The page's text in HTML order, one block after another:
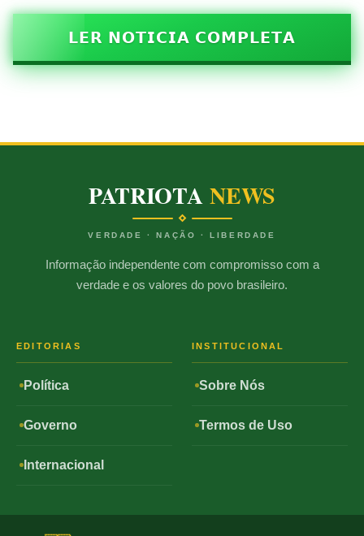
𝗟𝗘𝗥 𝗡𝗢𝗧𝗜𝗖𝗜𝗔 𝗖𝗢𝗠𝗣𝗟𝗘𝗧𝗔
PATRIOTANEWS
VERDADE · NAÇÃO · LIBERDADE
Informação independente com compromisso com a
verdade e os valores do povo brasileiro.
EDITORIAS
Política
Governo
Internacional
INSTITUCIONAL
Sobre Nós
Termos de Uso